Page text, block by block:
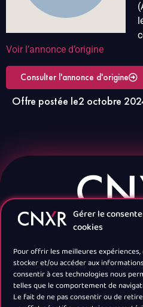
Gérer le
cookies
Pour offrir les meilleures
stocker et/ou accéder aux
consentir à ces technologies nous
telles que le comportement de
Le fait de ne pas consentir ou de
Voir l’annonce d’origine
Consulter l'annonce d'origine
Offre postée le2 octobre